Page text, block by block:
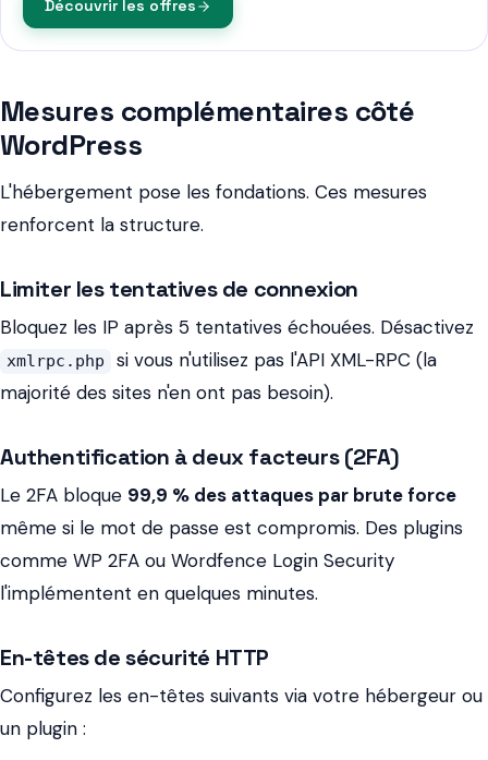
Découvrir les offres
Mesures complémentaires côté
WordPress
L'hébergement pose les fondations. Ces mesures
renforcent la structure.
Limiter les tentatives de connexion
Bloquez les IP après 5 tentatives échouées. Désactivez
xmlrpc.php
si vous n'utilisez pas l'API XML-RPC (la
majorité des sites n'en ont pas besoin).
Authentification à deux facteurs (2FA)
Le 2FA bloque 99,9 % des attaques par brute force
même si le mot de passe est compromis. Des plugins
comme WP 2FA ou Wordfence Login Security
l'implémentent en quelques minutes.
En-têtes de sécurité HTTP
Configurez les en-têtes suivants via votre hébergeur ou
un plugin :